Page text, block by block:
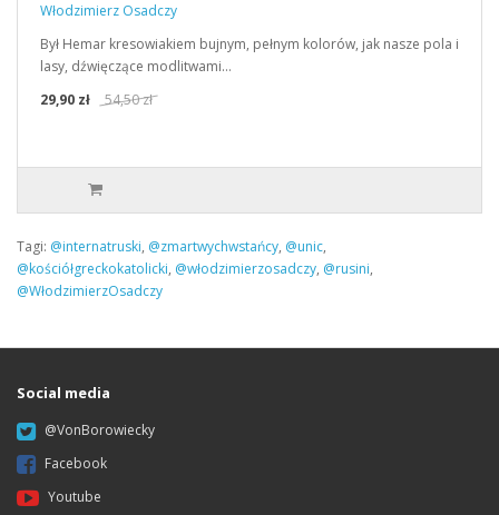
Włodzimierz Osadczy
Był Hemar kresowiakiem bujnym, pełnym kolorów, jak nasze pola i
lasy, dźwięczące modlitwami…
29,90 zł
54,50 zł
Tagi: @internatruski, @zmartwychwstańcy, @unic,
@kościółgreckokatolicki, @włodzimierzosadczy, @rusini,
@WłodzimierzOsadczy
Social media
@VonBorowiecky
Facebook
Youtube